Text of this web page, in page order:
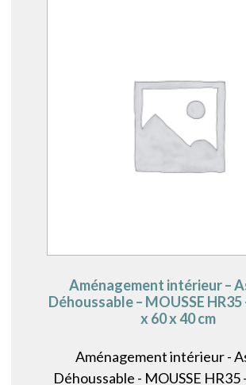
Aménagement intérieur –
Déhoussable – MOUSSE HR35
x 60 x 40 cm
Aménagement intérieur -
Déhoussable - MOUSSE HR35